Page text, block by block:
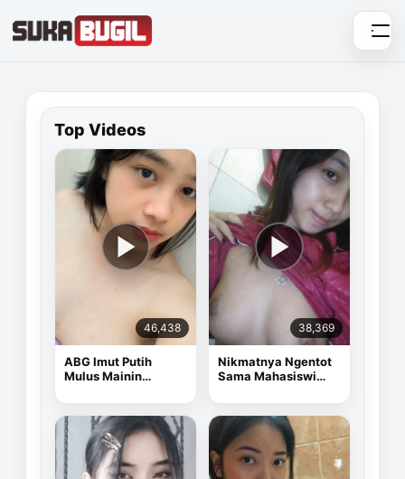
to
Top Videos
46,438
ABG Imut Putih
Mulus Mainin
38,369
Nikmatnya Ngentot
Sama Mahasiswi